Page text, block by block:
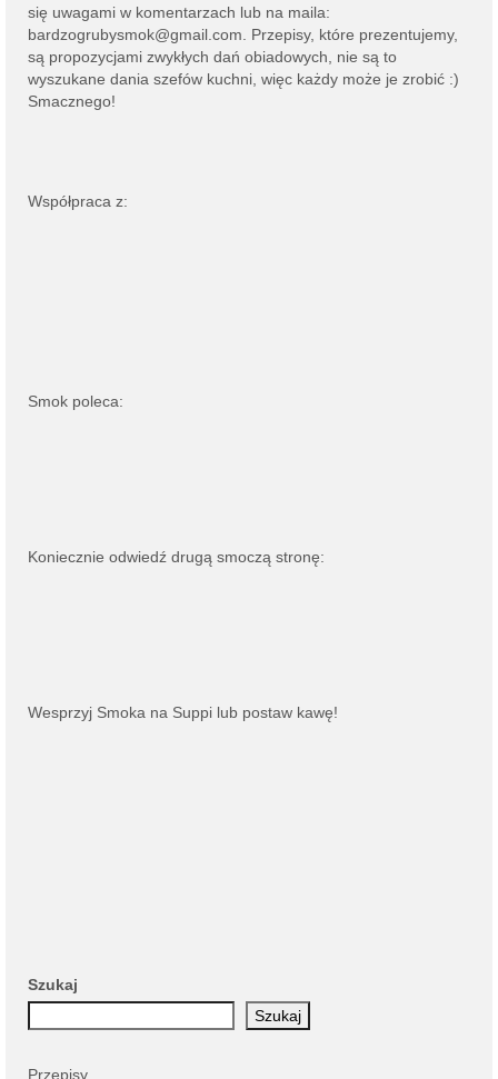
się uwagami w komentarzach lub na maila:
bardzogrubysmok@gmail.com . Przepisy, które prezentujemy,
są propozycjami zwykłych dań obiadowych, nie są to
wyszukane dania szefów kuchni, więc każdy może je zrobić :)
Smacznego!
Współpraca z:
Smok poleca:
Koniecznie odwiedź drugą smoczą stronę:
Wesprzyj Smoka na Suppi lub postaw kawę!
Szukaj
Szukaj
Przepisy